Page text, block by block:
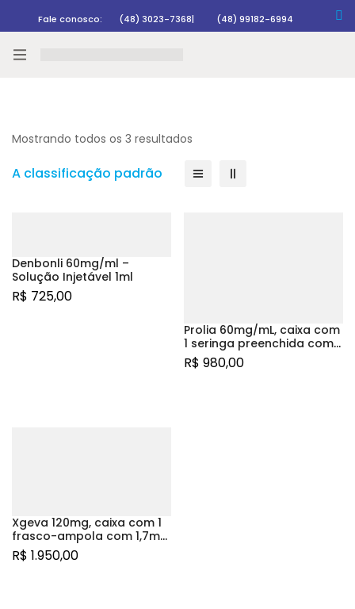
Fale conosco: (48) 3023-7368| (48) 99182-6994
Mostrando todos os 3 resultados
A classificação padrão
Denbonli 60mg/ml –
Solução Injetável 1ml
R$ 725,00
Prolia 60mg/mL, caixa com
1 seringa preenchida com
1mL de solução de uso
subcutâneo
R$ 980,00
Xgeva 120mg, caixa com 1
frasco-ampola com 1,7mL
de solução de uso
subcutâneo
R$ 1.950,00